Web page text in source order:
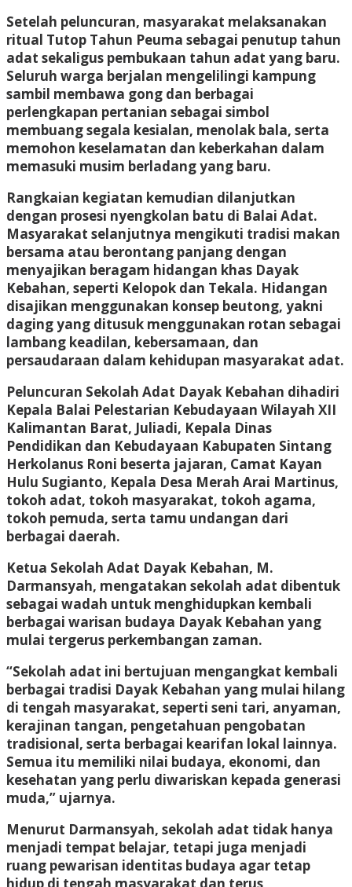
Setelah peluncuran, masyarakat melaksanakan
ritual Tutop Tahun Peuma sebagai penutup tahun
adat sekaligus pembukaan tahun adat yang baru.
Seluruh warga berjalan mengelilingi kampung
sambil membawa gong dan berbagai
perlengkapan pertanian sebagai simbol
membuang segala kesialan, menolak bala, serta
memohon keselamatan dan keberkahan dalam
memasuki musim berladang yang baru.
Rangkaian kegiatan kemudian dilanjutkan
dengan prosesi nyengkolan batu di Balai Adat.
Masyarakat selanjutnya mengikuti tradisi makan
bersama atau berontang panjang dengan
menyajikan beragam hidangan khas Dayak
Kebahan, seperti Kelopok dan Tekala. Hidangan
disajikan menggunakan konsep beutong, yakni
daging yang ditusuk menggunakan rotan sebagai
lambang keadilan, kebersamaan, dan
persaudaraan dalam kehidupan masyarakat adat.
Peluncuran Sekolah Adat Dayak Kebahan dihadiri
Kepala Balai Pelestarian Kebudayaan Wilayah XII
Kalimantan Barat, Juliadi, Kepala Dinas
Pendidikan dan Kebudayaan Kabupaten Sintang
Herkolanus Roni beserta jajaran, Camat Kayan
Hulu Sugianto, Kepala Desa Merah Arai Martinus,
tokoh adat, tokoh masyarakat, tokoh agama,
tokoh pemuda, serta tamu undangan dari
berbagai daerah.
Ketua Sekolah Adat Dayak Kebahan, M.
Darmansyah, mengatakan sekolah adat dibentuk
sebagai wadah untuk menghidupkan kembali
berbagai warisan budaya Dayak Kebahan yang
mulai tergerus perkembangan zaman.
“Sekolah adat ini bertujuan mengangkat kembali
berbagai tradisi Dayak Kebahan yang mulai hilang
di tengah masyarakat, seperti seni tari, anyaman,
kerajinan tangan, pengetahuan pengobatan
tradisional, serta berbagai kearifan lokal lainnya.
Semua itu memiliki nilai budaya, ekonomi, dan
kesehatan yang perlu diwariskan kepada generasi
muda,” ujarnya.
Menurut Darmansyah, sekolah adat tidak hanya
menjadi tempat belajar, tetapi juga menjadi
ruang pewarisan identitas budaya agar tetap
hidup di tengah masyarakat dan terus